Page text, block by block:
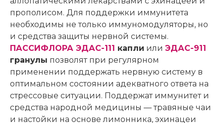
прополисом. Для поддержки иммунитета
необходимы не только иммуномодуляторы, но
и средства защиты нервной системы.
ПАССИФЛОРА ЭДАС-111 капли или ЭДАС-911
гранулы позволят при регулярном
применении поддержать нервную систему в
оптимальном состоянии адекватного ответа на
стрессовые ситуации. Поддержат иммунитет и
средства народной медицины — травяные чаи
и настойки на основе лимонника, эхинацеи